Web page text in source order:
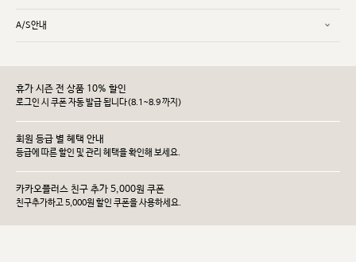
A/S안내
휴가 시즌 전 상품 10% 할인
로그인 시 쿠폰 자동 발급 됩니다(8.1~8.9 까지)
회원 등급 별 혜택 안내
등급에 따른 할인 및 관리 헤택을 확인해 보세요.
카카오플러스 친구 추가 5,000원 쿠폰
친구추가하고 5,000원 할인 쿠폰을 사용하세요.